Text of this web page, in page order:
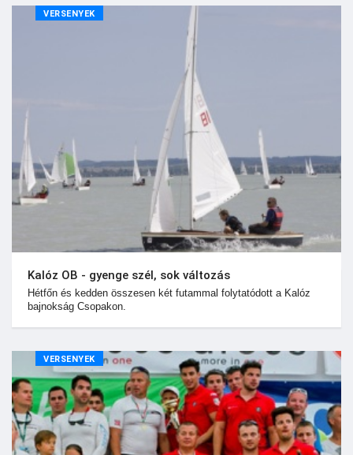
VERSENYEK
Kalóz OB - gyenge szél, sok változás
Hétfőn és kedden összesen két futammal folytatódott a Kalóz
bajnokság Csopakon.
VERSENYEK